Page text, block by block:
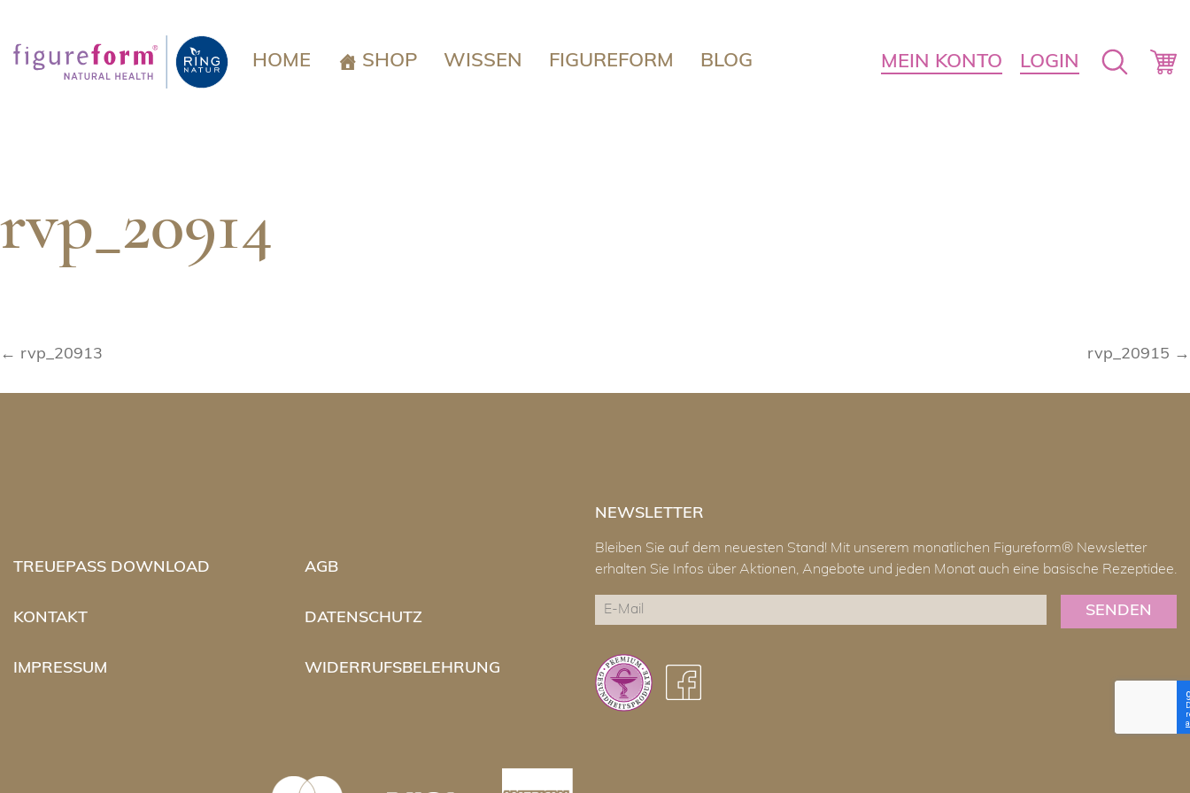
Inhalt
HOME SHOP WISSEN FIGUREFORM BLOG MEIN KONTO LOGIN
rvp_20914
Beitragsnavigation
← rvp_20913 rvp_20915 →
TREUEPASS DOWNLOAD
KONTAKT
IMPRESSUM
AGB
DATENSCHUTZ
WIDERRUFSBELEHRUNG
NEWSLETTER
Bleiben Sie auf dem neuesten Stand! Mit unserem monatlichen Figureform® Newsletter
erhalten Sie Infos über Aktionen, Angebote und jeden Monat auch eine basische Rezeptidee.
E-